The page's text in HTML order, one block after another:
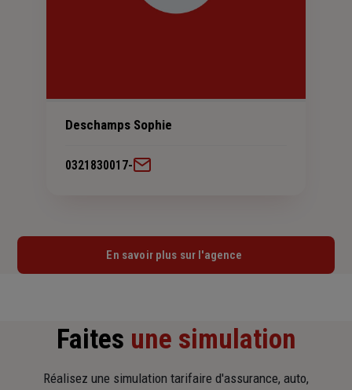
Deschamps Sophie
0321830017-
En savoir plus sur l'agence
Faites une simulation
Réalisez une simulation tarifaire d'assurance, auto,